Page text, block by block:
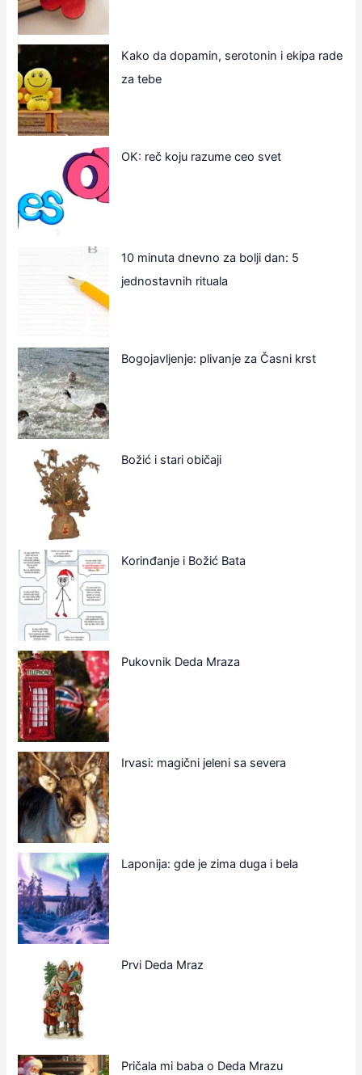
Kako da dopamin, serotonin i ekipa rade
za tebe
OK: reč koju razume ceo svet
10 minuta dnevno za bolji dan: 5
jednostavnih rituala
Bogojavljenje: plivanje za Časni krst
Božić i stari običaji
Korinđanje i Božić Bata
Pukovnik Deda Mraza
Irvasi: magični jeleni sa severa
Laponija: gde je zima duga i bela
Prvi Deda Mraz
Pričala mi baba o Deda Mrazu